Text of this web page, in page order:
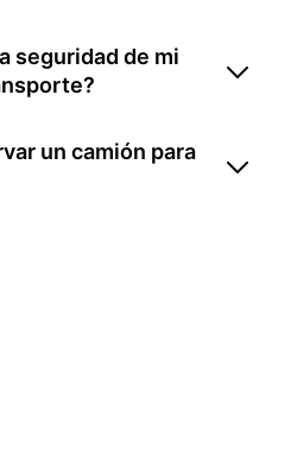
seguridad de mi
un camión para